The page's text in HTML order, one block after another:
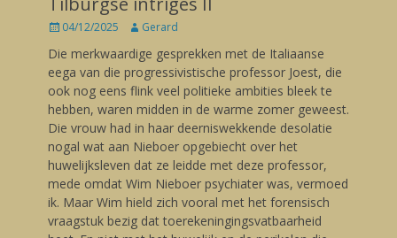
Posted
04/12/2025 Author
Gerard
Die merkwaardige gesprekken met de Italiaanse
eega van die progressivistische professor Joest, die
ook nog eens flink veel politieke ambities bleek te
hebben, waren midden in de warme zomer geweest.
Die vrouw had in haar deerniswekkende desolatie
nogal wat aan Nieboer opgebiecht over het
huwelijksleven dat ze leidde met deze professor,
mede omdat Wim Nieboer psychiater was, vermoed
ik. Maar Wim hield zich vooral met het forensisch
vraagstuk bezig dat toerekeningingsvatbaarheid